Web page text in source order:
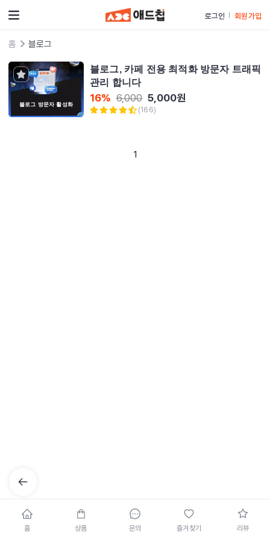
로그인 회원가입
홈 상품 문의 즐겨찾기 리뷰
홈 블로그
블로그 방문자 활성화
블로그, 카페 전용 최적화 방문자 트래픽
관리 합니다
16% 6,000 5,000원
(166)
1